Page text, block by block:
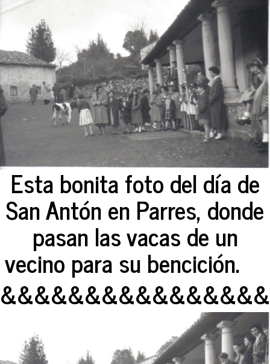
Esta bonita foto del día de
San Antón en Parres, donde
pasan las vacas de un
vecino para su bencición.